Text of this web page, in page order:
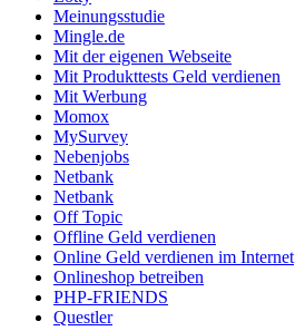
Meinungsstudie
Mingle.de
Mit der eigenen Webseite
Mit Produkttests Geld verdienen
Mit Werbung
Momox
MySurvey
Nebenjobs
Netbank
Netbank
Off Topic
Offline Geld verdienen
Online Geld verdienen im Internet
Onlineshop betreiben
PHP-FRIENDS
Questler